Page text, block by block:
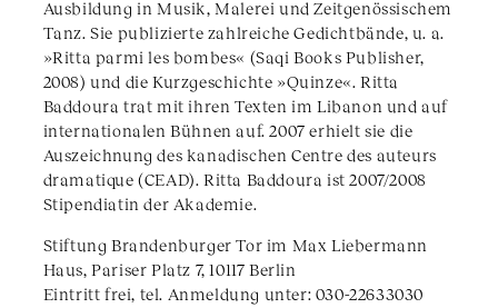
Ausbildung in Musik, Malerei und Zeitgenössischem
Tanz. Sie publizierte zahlreiche Gedichtbände, u. a.
»Ritta parmi les bombes« (Saqi Books Publisher,
2008) und die Kurzgeschichte »Quinze«. Ritta
Baddoura trat mit ihren Texten im Libanon und auf
internationalen Bühnen auf. 2007 erhielt sie die
Auszeichnung des kanadischen Centre des auteurs
dramatique (CEAD). Ritta Baddoura ist 2007/2008
Stipendiatin der Akademie.
Stiftung Brandenburger Tor im Max Liebermann
Haus, Pariser Platz 7, 10117 Berlin
Eintritt frei, tel. Anmeldung unter: 030-22633030